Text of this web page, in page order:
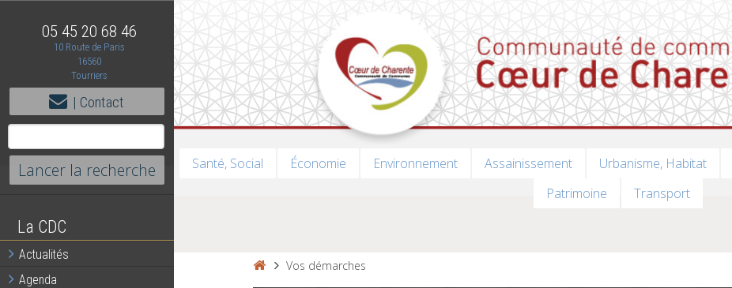
05 45 20 68 46
10 Route de Paris
16560
Tourriers
| Contact
La CDC
Actualités
Agenda
Santé, Social Économie Environnement Assainissement Urbanisme, Habitat
Patrimoine
Transport
Vos démarches